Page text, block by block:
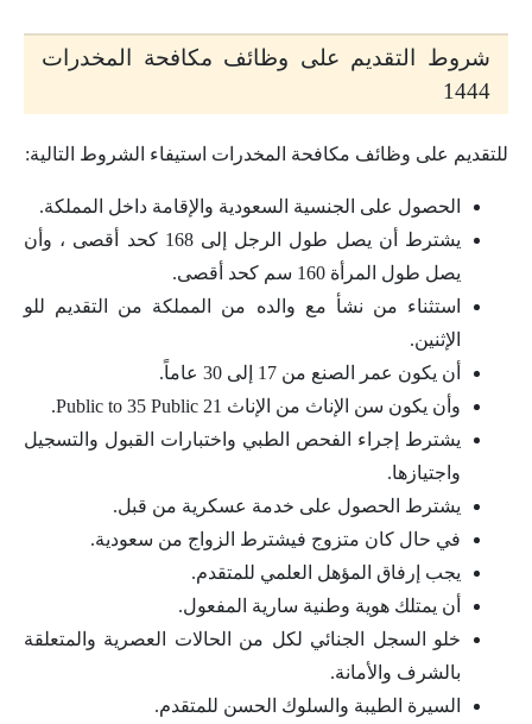
شروط التقديم على وظائف مكافحة المخدرات
1444
للتقديم على وظائف مكافحة المخدرات استيفاء الشروط التالية:
الحصول على الجنسية السعودية والإقامة داخل المملكة.
يشترط أن يصل طول الرجل إلى 168 كحد أقصى ، وأن
يصل طول المرأة 160 سم كحد أقصى.
استثناء من نشأ مع والده من المملكة من التقديم للو
الإثنين.
أن يكون عمر الصنع من 17 إلى 30 عاماً.
وأن يكون سن الإناث من الإناث 21 Public to 35 Public.
يشترط إجراء الفحص الطبي واختبارات القبول والتسجيل
واجتيازها.
يشترط الحصول على خدمة عسكرية من قبل.
في حال كان متزوج فيشترط الزواج من سعودية.
يجب إرفاق المؤهل العلمي للمتقدم.
أن يمتلك هوية وطنية سارية المفعول.
خلو السجل الجنائي لكل من الحالات العصرية والمتعلقة
بالشرف والأمانة.
السيرة الطيبة والسلوك الحسن للمتقدم.